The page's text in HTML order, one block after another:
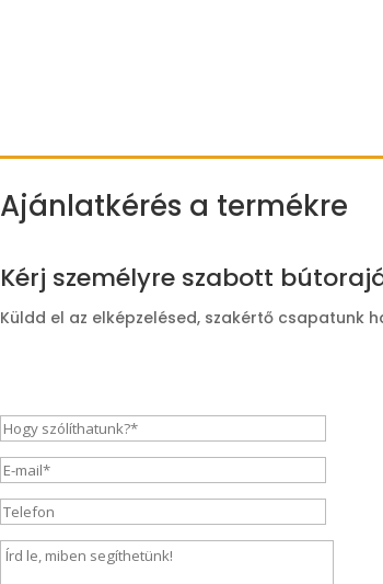
Ajánlatkérés a termékre
Kérj személyre szabott
Küldd el az elképzelésed, szakértő